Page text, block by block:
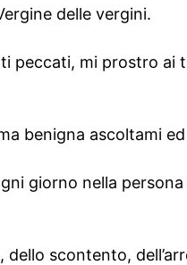
delle vergini.
peccati, mi prostro ai
benigna ascoltami
giorno nella
scontento,